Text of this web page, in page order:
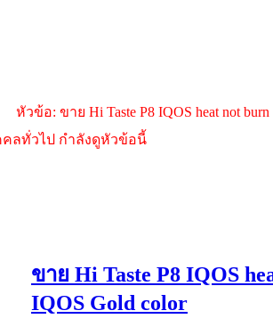
หัวข้อ: ขาย Hi Taste P8 IQOS heat not
ลทั่วไป กำลังดูหัวข้อนี้
ขาย Hi Taste P8 IQOS
IQOS Gold color